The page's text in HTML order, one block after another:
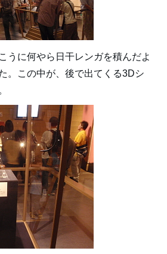
うに何やら日干レンガを積んだよ
。この中が、後で出てくる3Dシ